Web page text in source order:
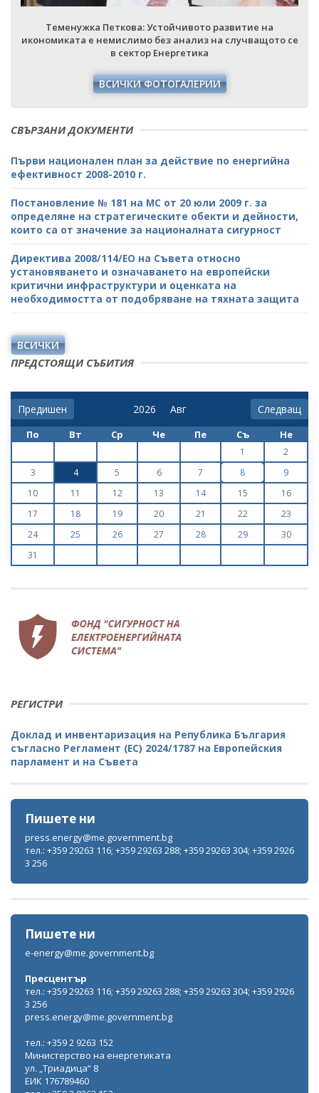
Теменужка Петкова: Устойчивото развитие на
икономиката е немислимо без анализ на случващото се
в сектор Енергетика
ВСИЧКИ ФОТОГАЛЕРИИ
СВЪРЗАНИ ДОКУМЕНТИ
Първи национален план за действие по енергийна
ефективност 2008-2010 г.
Постановление № 181 на МС от 20 юли 2009 г. за
определяне на стратегическите обекти и дейности,
които са от значение за националната сигурност
Директива 2008/114/ЕО на Съвета относно
установяването и означаването на европейски
критични инфраструктури и оценката на
необходимостта от подобряване на тяхната защита
ВСИЧКИ
ПРЕДСТОЯЩИ СЪБИТИЯ
Предишен Следващ
По Вт Ср Че Пе Съ Не
1
2
3
4 5 6 7 8
9
10
11 12 13 14 15
16
17
18 19 20 21 22
23
24
25 26 27 28 29
30
31
РЕГИСТРИ
Доклад и инвентаризация на Република България
съгласно Регламент (ЕС) 2024/1787 на Европейския
парламент и на Съвета
Пишете ни
press.energy@me.government.bg
тел.: +359 29263 116; +359 29263 288; +359 29263 304; +359 2926
3 256
Пишете ни
e-energy@me.government.bg
Пресцентър
тел.: +359 29263 116; +359 29263 288; +359 29263 304; +359 2926
3 256
press.energy@me.government.bg
тел.: +359 2 9263 152
Министерство на енергетиката
ул. „Триадица“ 8
ЕИК 176789460